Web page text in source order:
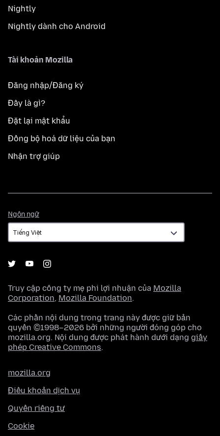
Nightly
Nightly dành cho Android
Tài khoản Mozilla
Đăng nhập/Đăng ký
Đây là gì?
Đặt lại mật khẩu
Đồng bộ hoá dữ liệu của bạn
Nhận trợ giúp
Ngôn ngữ
ngữ
Truy cập công ty mẹ phi lợi nhuận của Mozilla
Corporation, Mozilla Foundation.
Các phần nội dung trong trang này được giữ bản
quyền ©1998–2026 bởi những người đóng góp cho
mozilla.org. Nội dung được phát hành dưới dạng giấy
phép Creative Commons.
mozilla.org
Điều khoản dịch vụ
Quyền riêng tư
Cookie